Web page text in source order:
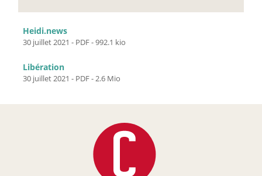
Heidi.news
30 juillet 2021 - PDF-992.1 kio
Libération
30 juillet 2021 - PDF-2.6 Mio